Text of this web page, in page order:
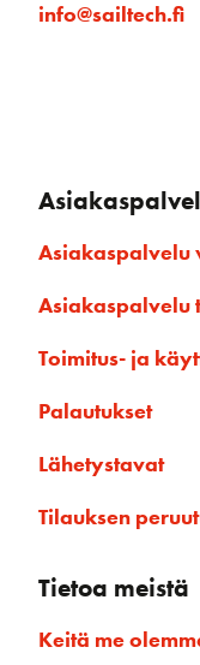
info@sailtech.fi
Asiakaspalvelu
Asiakaspalvelu
Toimitus- ja
Palautukset
Lähetystavat
Tilauksen
Tietoa meistä
Keitä me